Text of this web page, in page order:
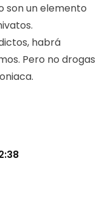
son un elemento
habrá
Pero no drogas